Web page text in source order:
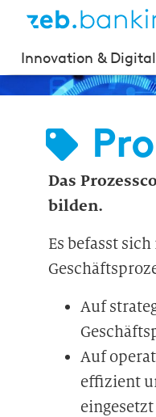
Innovation & Digital
Das
bilden.
Es befasst
Auf
Auf
effizient